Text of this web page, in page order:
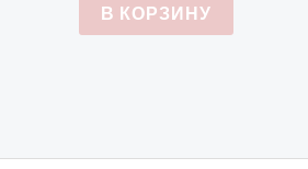
В КОРЗИНУ